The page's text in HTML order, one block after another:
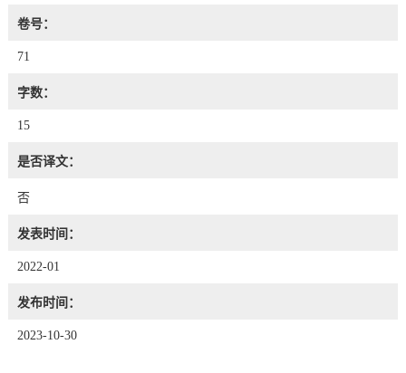
卷号：
71
字数：
15
是否译文：
否
发表时间：
2022-01
发布时间：
2023-10-30